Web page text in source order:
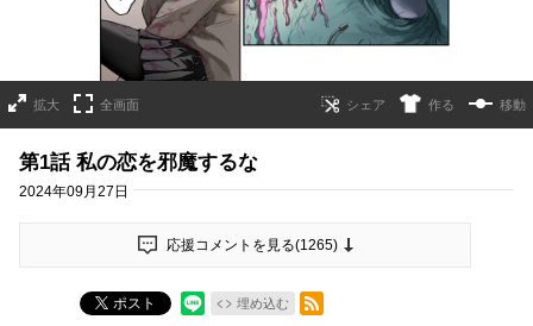
拡大 全画面 作る 移動
第1話 私の恋を邪魔するな
2024年09月27日
応援コメントを見る(1265)
ポスト 埋め込む
RSSフィード